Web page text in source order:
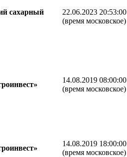
сахарный
22.06.2023 20:53:00
(время московское)
14.08.2019 08:00:00
(время московское)
14.08.2019 18:00:00
(время московское)